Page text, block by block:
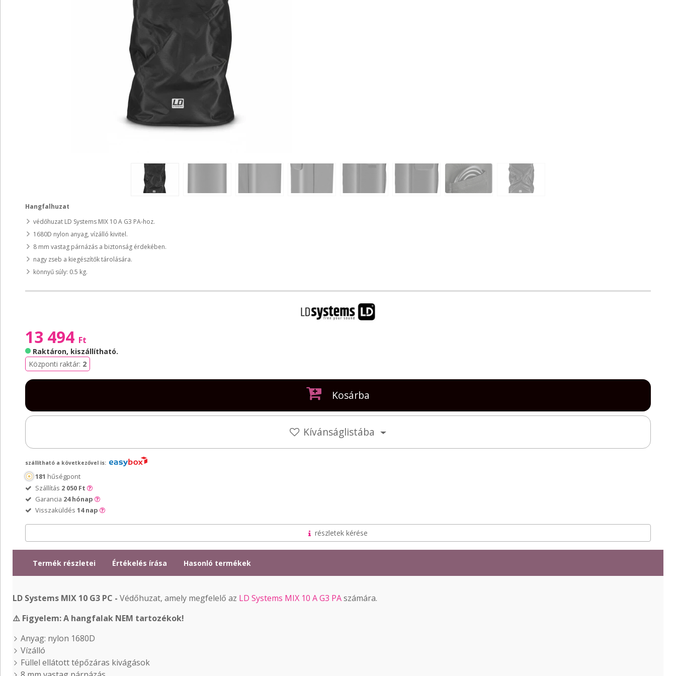
Hangfalhuzat
védőhuzat LD Systems MIX 10 A G3 PA-hoz.
1680D nylon anyag, vízálló kivitel.
8 mm vastag párnázás a biztonság érdekében.
nagy zseb a kiegészítők tárolására.
könnyű súly: 0.5 kg.
13 494 Ft
Raktáron, kiszállítható.
Központi raktár: 2
Kosárba
Kívánságlistába
szállítható a következővel is:
181 hűségpont
Szállítás 2 050 Ft
Garancia 24 hónap
Visszaküldés 14 nap
részletek kérése
Termék részletei Értékelés írása Hasonló termékek
LD Systems MIX 10 G3 PC - Védőhuzat, amely megfelelő az LD Systems MIX 10 A G3 PAszámára.
⚠️ Figyelem: A hangfalak NEM tartozékok!
Anyag: nylon 1680D
Vízálló
Füllel ellátott tépőzáras kivágások